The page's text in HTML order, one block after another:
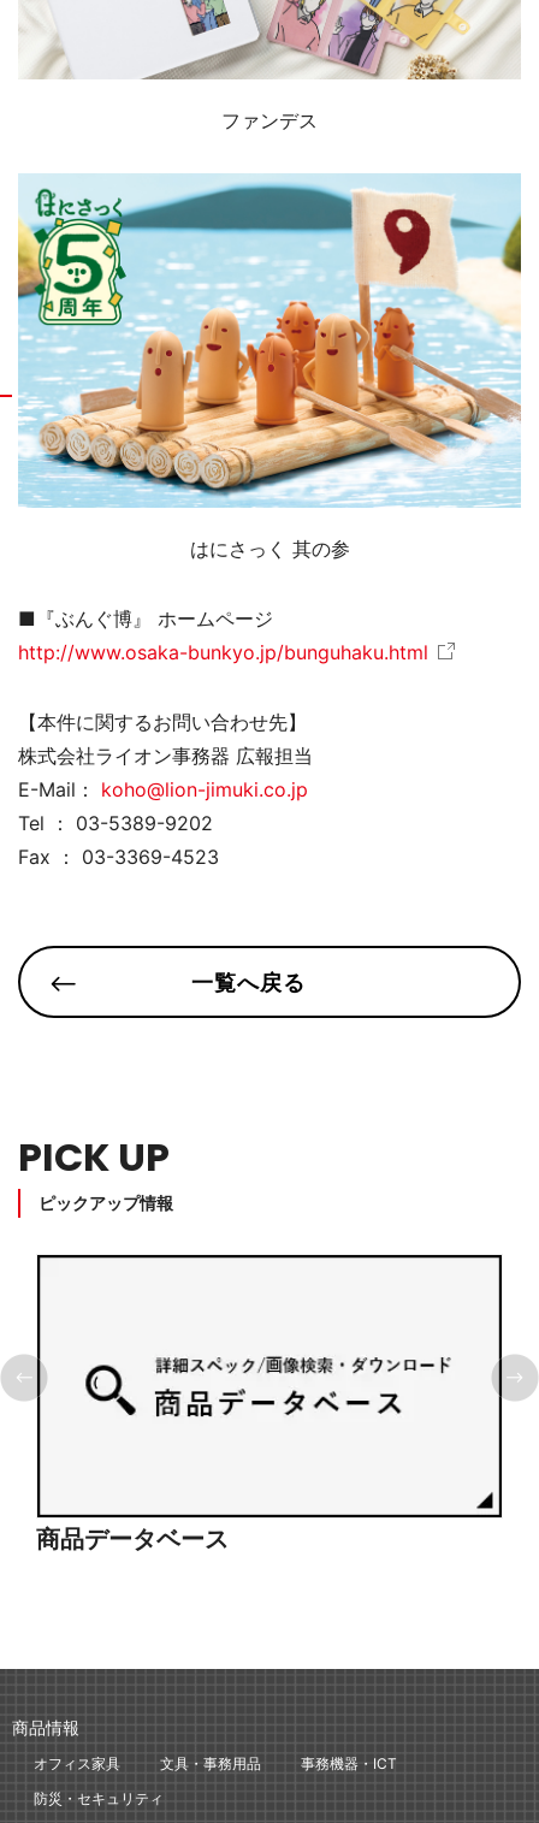
ファンデス
はにさっく 其の参
■『ぶんぐ博』 ホームページ
http://www.osaka-bunkyo.jp/bunguhaku.html
【本件に関するお問い合わせ先】
株式会社ライオン事務器 広報担当
E-Mail： koho@lion-jimuki.co.jp
Tel ： 03-5389-9202
Fax ： 03-3369-4523
一覧へ戻る
PICK UP
ピックアップ情報
商品データベース
商品情報
オフィス家具 文具・事務用品
事務機器・ICT
防災・セキュリティ